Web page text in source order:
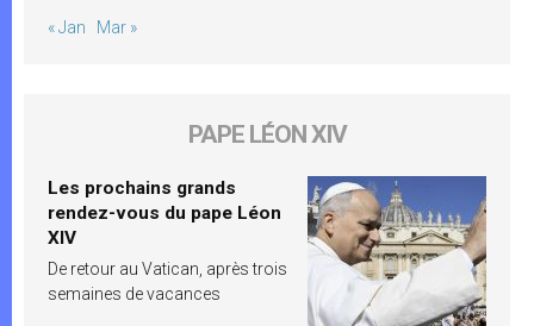
« Jan Mar »
PAPE LÉON XIV
Les prochains grands
rendez-vous du pape Léon
XIV
De retour au Vatican, après trois
semaines de vacances